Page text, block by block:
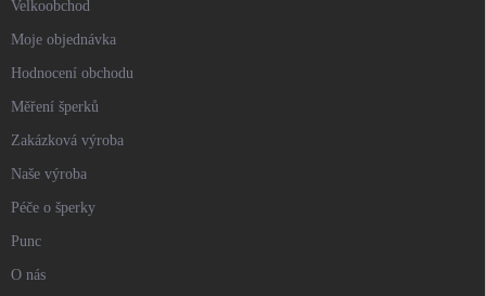
Velkoobchod
Moje objednávka
Hodnocení obchodu
Měření šperků
Zakázková výroba
Naše výroba
Péče o šperky
Punc
O nás